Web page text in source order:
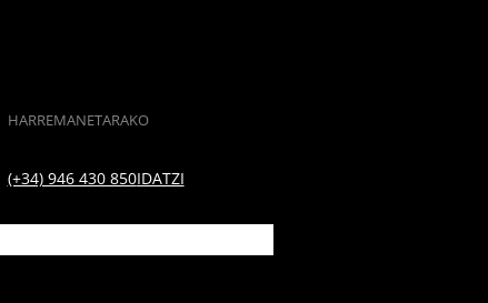
HARREMANETARAKO
(+34) 946 430 850IDATZI